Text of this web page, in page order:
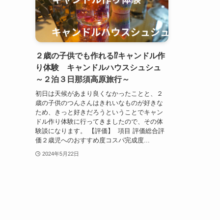
２歳の子供でも作れる⁉キャンドル作
り体験 キャンドルハウスシュシュ
～２泊３日那須高原旅行～
初日は天候があまり良くなかったことと、２
歳の子供のつんさんはきれいなものが好きな
ため、きっと好きだろうということでキャン
ドル作り体験に行ってきましたので、その体
験談になります。 【評価】 項目 評価総合評
価２歳児へのおすすめ度コスパ完成度...
2024年5月22日